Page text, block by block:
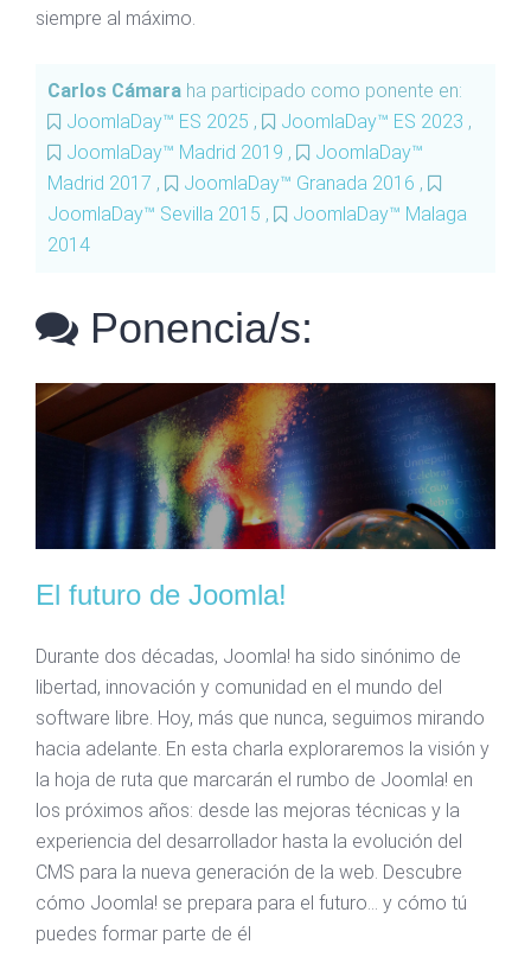
siempre al máximo.
Carlos Cámara ha participado como ponente en:
JoomlaDay™ ES 2025 , JoomlaDay™ ES 2023 ,
JoomlaDay™ Madrid 2019 ,
JoomlaDay™
Madrid 2017 , JoomlaDay™ Granada 2016 ,
JoomlaDay™ Sevilla 2015 ,
JoomlaDay™ Malaga
2014
Ponencia/s:
El futuro de Joomla!
Durante dos décadas, Joomla! ha sido sinónimo de
libertad, innovación y comunidad en el mundo del
software libre. Hoy, más que nunca, seguimos mirando
hacia adelante. En esta charla exploraremos la visión y
la hoja de ruta que marcarán el rumbo de Joomla! en
los próximos años: desde las mejoras técnicas y la
experiencia del desarrollador hasta la evolución del
CMS para la nueva generación de la web. Descubre
cómo Joomla! se prepara para el futuro… y cómo tú
puedes formar parte de él